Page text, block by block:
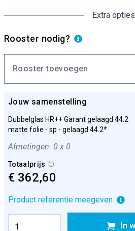
Extra opties
Rooster nodig?
Rooster toevoegen
Jouw samenstelling
Dubbelglas HR++ Garant gelaagd 44.2
matte folie - sp - gelaagd 44.2*
Afmetingen: 0 x 0
Totaalprijs
€ 362,60
Product referentie meegeven
In